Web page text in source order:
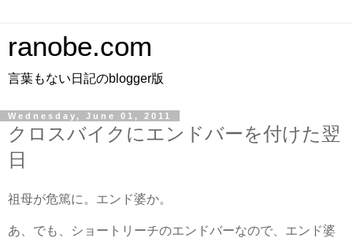
ranobe.com
言葉もない日記のblogger版
Wednesday, June 01, 2011
クロスバイクにエンドバーを付けた翌
日
祖母が危篤に。エンド婆か。
あ、でも、ショートリーチのエンドバーなので、エンド婆